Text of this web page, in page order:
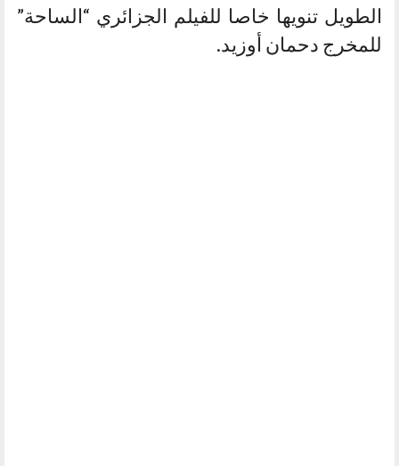
الطويل تنويها خاصا للفيلم الجزائري “الساحة”
للمخرج دحمان أوزيد.